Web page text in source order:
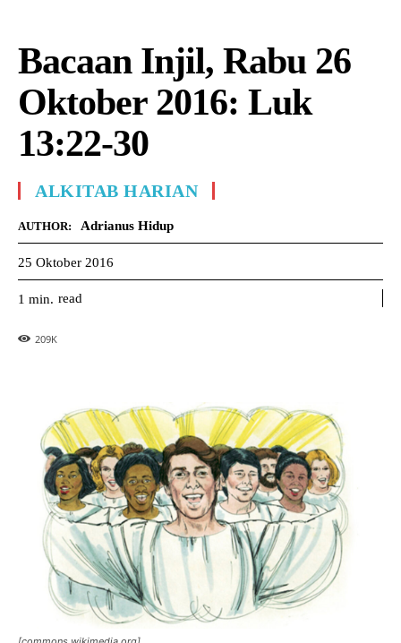
Bacaan Injil, Rabu 26
Oktober 2016: Luk
13:22-30
ALKITAB HARIAN
AUTHOR: Adrianus Hidup
25 Oktober 2016
1 min. read
209K